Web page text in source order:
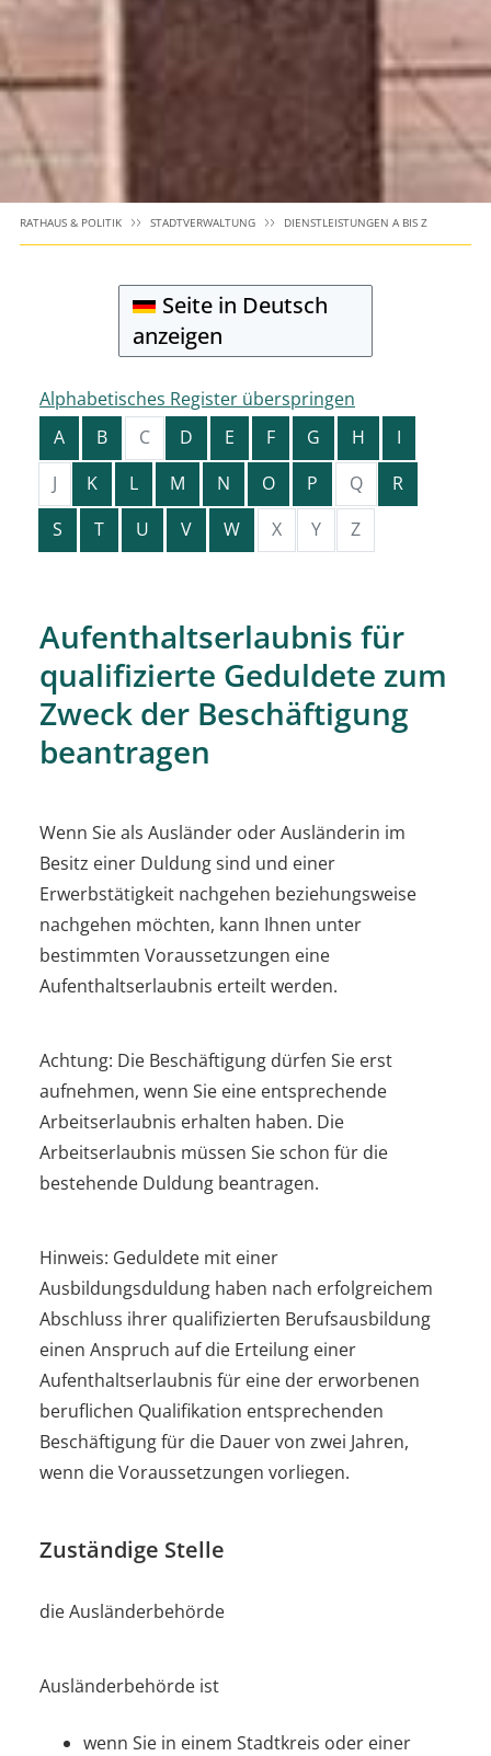
RATHAUS & POLITIK STADTVERWALTUNG DIENSTLEISTUNGEN A BIS Z
Seite in Deutsch
anzeigen
Alphabetisches Register überspringen
A
B C D E F G H
I
J
K L M N O P Q
R
S
T U V W X Y Z
Aufenthaltserlaubnis für
qualifizierte Geduldete zum
Zweck der Beschäftigung
beantragen
Wenn Sie als Ausländer oder Ausländerin im
Besitz einer Duldung sind und einer
Erwerbstätigkeit nachgehen beziehungsweise
nachgehen möchten, kann Ihnen unter
bestimmten Voraussetzungen eine
Aufenthaltserlaubnis erteilt werden.
Achtung: Die Beschäftigung dürfen Sie erst
aufnehmen, wenn Sie eine entsprechende
Arbeitserlaubnis erhalten haben. Die
Arbeitserlaubnis müssen Sie schon für die
bestehende Duldung beantragen.
Hinweis: Geduldete mit einer
Ausbildungsduldung haben nach erfolgreichem
Abschluss ihrer qualifizierten Berufsausbildung
einen Anspruch auf die Erteilung einer
Aufenthaltserlaubnis für eine der erworbenen
beruflichen Qualifikation entsprechenden
Beschäftigung für die Dauer von zwei Jahren,
wenn die Voraussetzungen vorliegen.
Zuständige Stelle
die Ausländerbehörde
Ausländerbehörde ist
wenn Sie in einem Stadtkreis oder einer